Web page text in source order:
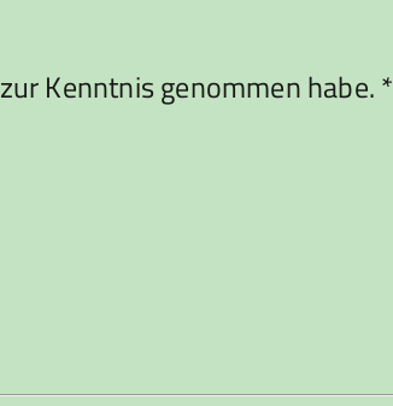
zur Kenntnis genommen habe. *